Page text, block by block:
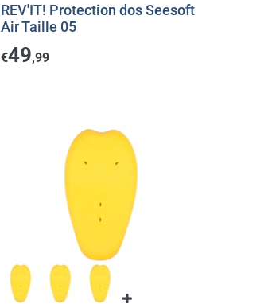
REV'IT! Protection dos Seesoft
Air Taille 05
€49,99